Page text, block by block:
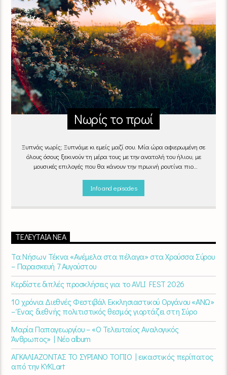
Νωρίς το πρωί
Ξυπνάς νωρίς; Ξυπνάμε κι εμείς μαζί σου. Μία ώρα αφιερωμένη σε
όλους όσους ξεκινούν τη μέρα τους με την ανατολή του ήλιου, με
μουσικές επιλογές που θα κάνουν την πρωινή ρουτίνα πιο
06:00 - 07:00 στον Empneusi 107 FM
Info and episodes
ΤΕΛΕΥΤΑΊΑ ΝΈΑ
Τα Νήσων Τέκνα «Ανέμελα στα πέλαγα» στα Χρούσσα Σύρου
– Παρασκευή 7 Αυγούστου
Κερδίστε διπλές προσκλήσεις για το AVLI FEST 2026
10 χρόνια Διεθνές Φεστιβάλ Εκκλησιαστικού Οργάνου «ΑΝΩ»
– Ένας διεθνής πολιτιστικός θεσμός γιορτάζει στη Σύρο​
Μαρία Παπαγεωργίου – «Ο Τελευταίος Αναλογικός
Άνθρωπος» | Νέο album
ΑΓΚΑΛΙΑΖΟΝΤΑΣ ΤΟ ΣΥΡΙΑΝΟ ΤΟΠΙΟ | εικαστικός περίπατος
από την KYKLart